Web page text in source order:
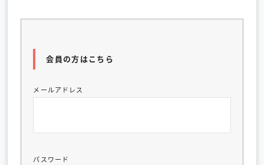
会員の方はこちら
メールアドレス
パスワード